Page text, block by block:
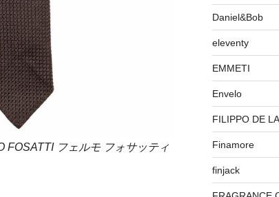
FOSATTI フェルモ フォサッティ
Daniel&Bob
eleventy
EMMETI
Envelo
FILIPPO DE
Finamore
finjack